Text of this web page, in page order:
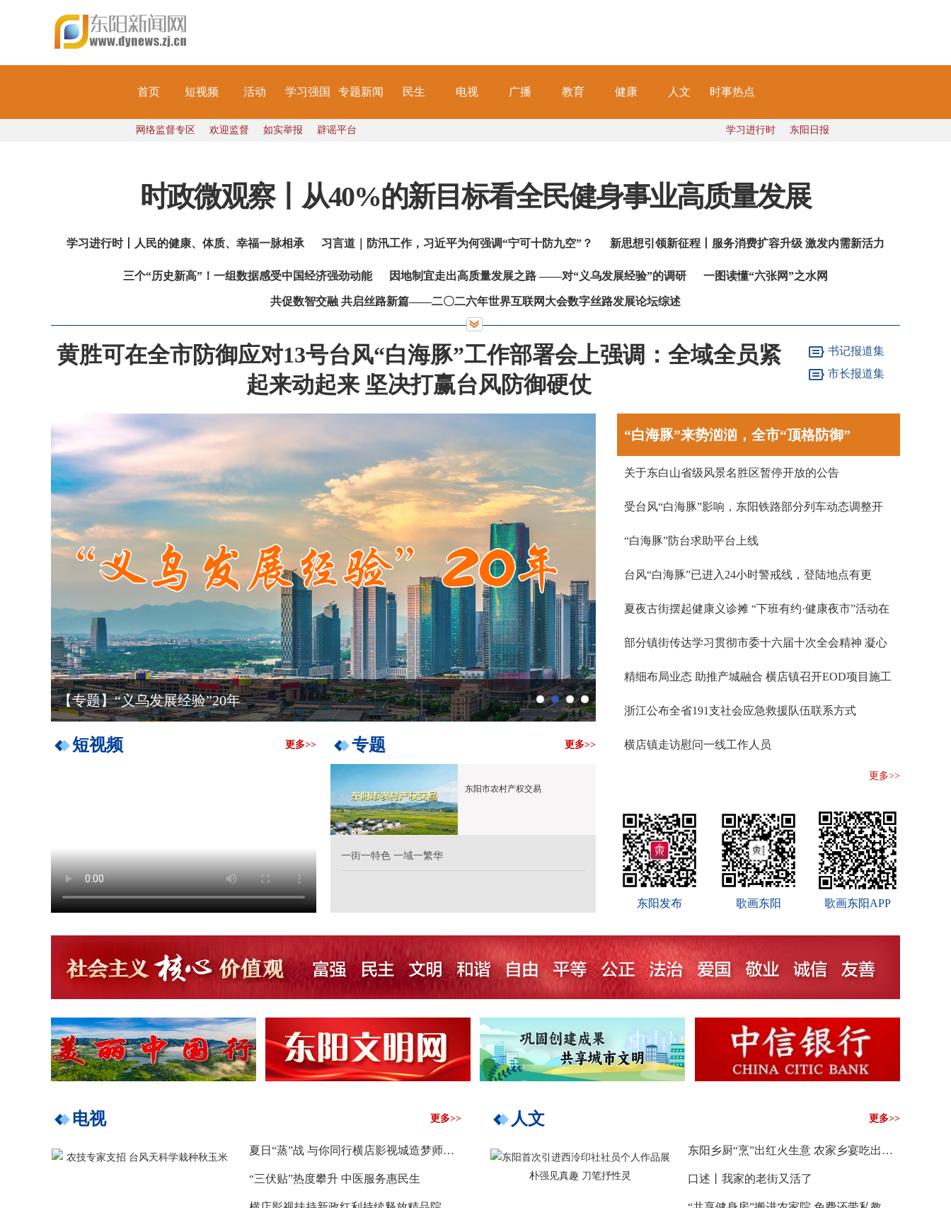
首页 短视频 活动 学习强国 专题新闻 民生 电视 广播 教育 健康 人文 时事热点
网络监督专区 欢迎监督 如实举报 辟谣平台 学习进行时 东阳日报
时政微观察丨从40%的新目标看全民健身事业高质量发展
学习进行时丨人民的健康、体质、幸福一脉相承 习言道｜防汛工作，习近平为何强调“宁可十防九空”？ 新思想引领新征程丨服务消费扩容升级 激发内需新活力
三个“历史新高”！一组数据感受中国经济强劲动能 因地制宜走出高质量发展之路 ——对“义乌发展经验”的调研 一图读懂“六张网”之水网
共促数智交融 共启丝路新篇——二〇二六年世界互联网大会数字丝路发展论坛综述
王浩在检查督导调度各部门各系统防汛防台工作时强调 高度警觉 主动作为 落实落细防御台风“白海豚”各项工作
王浩在杭州调研企业创新发展时强调 创新引领 激发活力 加快实现高质量发展
刘捷主持召开台风“白海豚”防御工作会商会议强调 坚决打赢防御台风“白海豚”攻坚仗
台风“白海豚”逼近浙江，记住这“十不要”！
黄胜可在全市防御应对13号台风“白海豚”工作部署会上强调：全域全员紧
起来动起来 坚决打赢台风防御硬仗
书记报道集
市长报道集
【专题】“义乌发展经验”20年
短视频 更多>> 专题 更多>>
东阳市农村产权交易
一街一特色 一域一繁华
“白海豚”来势汹汹，全市“顶格防御”
关于东白山省级风景名胜区暂停开放的公告
受台风“白海豚”影响，东阳铁路部分列车动态调整开
行方案
“白海豚”防台求助平台上线
台风“白海豚”已进入24小时警戒线，登陆地点有更
新！
夏夜古街摆起健康义诊摊 “下班有约·健康夜市”活动在
卢宅开市
部分镇街传达学习贯彻市委十六届十次全会精神 凝心
聚力抓落实 奋楫争先启新程
精细布局业态 助推产城融合 横店镇召开EOD项目施工
设计对接会
浙江公布全省191支社会应急救援队伍联系方式
横店镇走访慰问一线工作人员
更多>>
东阳发布 歌画东阳 歌画东阳APP
电视 更多>>
夏日“蒸”战 与你同行横店影视城造梦师：用专业和热忱 带游客一秒入戏
“三伏贴”热度攀升 中医服务惠民生
人文 更多>>
东阳乡厨“烹”出红火生意 农家乡宴吃出星级酒店感觉
口述丨我家的老街又活了